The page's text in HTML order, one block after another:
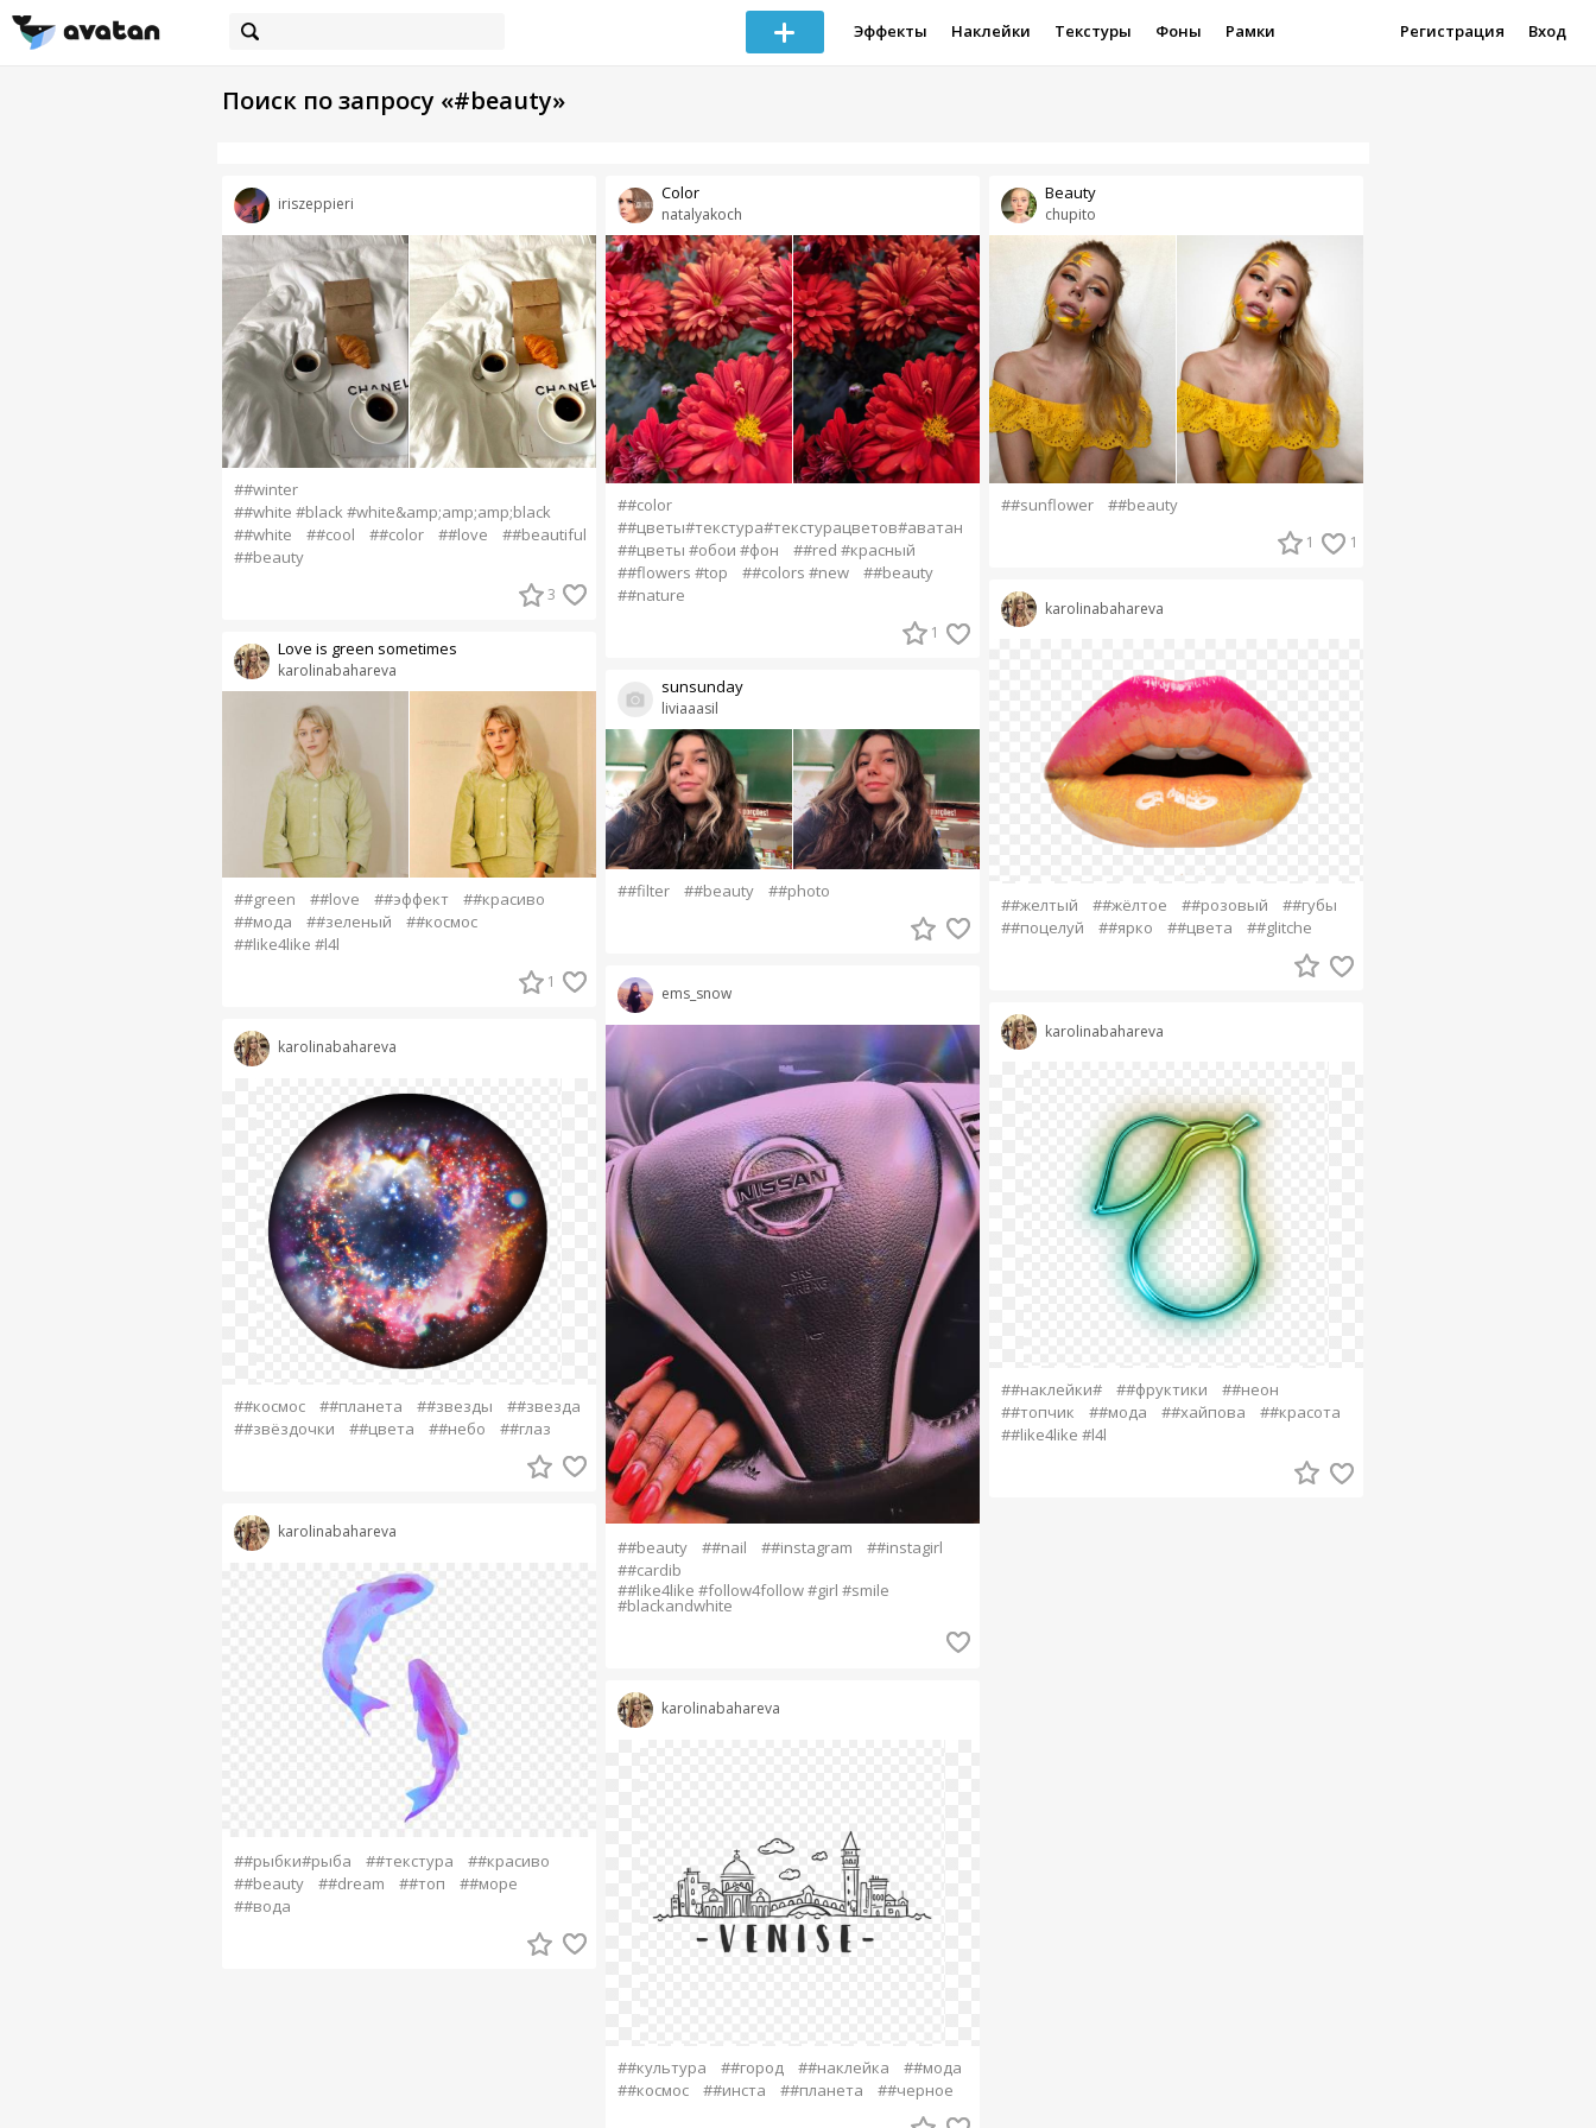
Эффекты Наклейки Текстуры Фоны Рамки Регистрация Вход
Поиск по запросу «#beauty»
iriszeppieri
##winter
##white #black #white&amp;amp;amp;black
##white
##cool ##color ##love
##beautiful
##beauty
3
karolinabahareva
Love is green sometimes
##green ##love ##эффект
##красиво
##мода
##зеленый
##космос
##like4like #l4l
1
karolinabahareva
##космос ##планета ##звезды
##звезда
##звёздочки
##цвета ##небо ##глаз
karolinabahareva
##рыбки#рыба ##текстура
##красиво
##beauty
##dream ##топ
##море
##вода
natalyakoch
Color
##color
##цветы#текстура#текстурацветов#аватан
##цветы #обои #фон
##red #красный
##flowers #top
##colors #new
##beauty
##nature
1
liviaaasil
sunsunday
##filter ##beauty ##photo
ems_snow
##beauty ##nail ##instagram
##instagirl
##cardib
##like4like #follow4follow #girl #smile
#blackandwhite
karolinabahareva
##культура ##город ##наклейка
##мода
##космос
##инста ##планета ##черное
chupito
Beauty
##sunflower ##beauty
1 1
karolinabahareva
##желтый ##жёлтое ##розовый
##губы
##поцелуй
##ярко ##цвета ##glitche
karolinabahareva
##наклейки# ##фруктики
##неон
##топчик
##мода ##хайпова
##красота
##like4like #l4l